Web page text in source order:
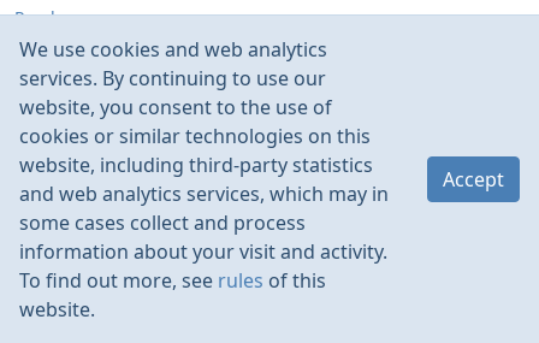
Read more
Aug 2010 3
RulesContacts
We use cookies and web analytics
services. By continuing to use our
website, you consent to the use of
cookies or similar technologies on this
website, including third-party statistics
and web analytics services, which may in
some cases collect and process
information about your visit and activity.
To find out more, see rules of this
website.
Accept